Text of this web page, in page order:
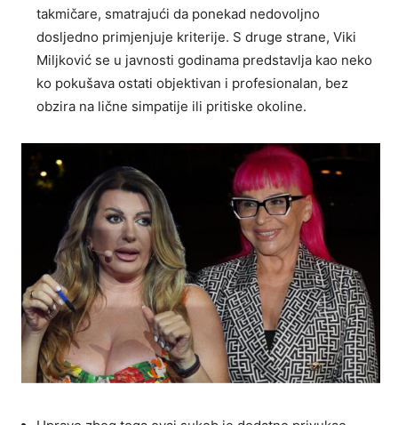
takmičare, smatrajući da ponekad nedovoljno
dosljedno primjenjuje kriterije. S druge strane, Viki
Miljković se u javnosti godinama predstavlja kao neko
ko pokušava ostati objektivan i profesionalan, bez
obzira na lične simpatije ili pritiske okoline.